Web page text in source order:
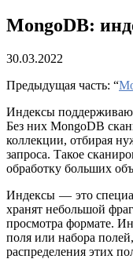
MongoDB:
30.03.2022
Предыдущая часть: “
Индексы
Без них MongoDB
коллекции, отбирая
запроса. Такое
обработку больших
Индексы — это
хранят небольшой
просмотра формате.
поля или набора
распределения этих